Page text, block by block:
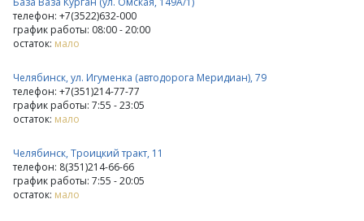
телефон: +7(3522)632-000
график работы: 08:00 - 20:00
остаток: мало
Челябинск, ул. Игуменка (автодорога Меридиан), 79
телефон: +7(351)214-77-77
график работы: 7:55 - 23:05
остаток: мало
Челябинск, Троицкий тракт, 11
телефон: 8(351)214-66-66
график работы: 7:55 - 20:05
остаток: мало